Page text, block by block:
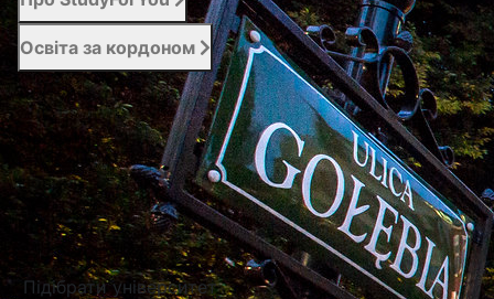
Освіта за кордоном
Абітурієнту
Послуги
Новини
Контакти
Підібрати університет